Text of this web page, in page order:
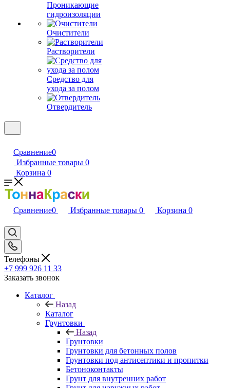
Проникающие
гидроизоляции
Очистители
Растворители
Средство для
ухода за полом
Отвердитель
Сравнение0
Избранные товары 0
Корзина 0
Сравнение0 Избранные товары 0 Корзина 0
Телефоны
+7 999 926 11 33
Заказать звонок
Каталог
Назад
Каталог
Грунтовки
Назад
Грунтовки
Грунтовки для бетонных полов
Грунтовки под антисептики и пропитки
Бетоноконтакты
Грунт для внутренних работ